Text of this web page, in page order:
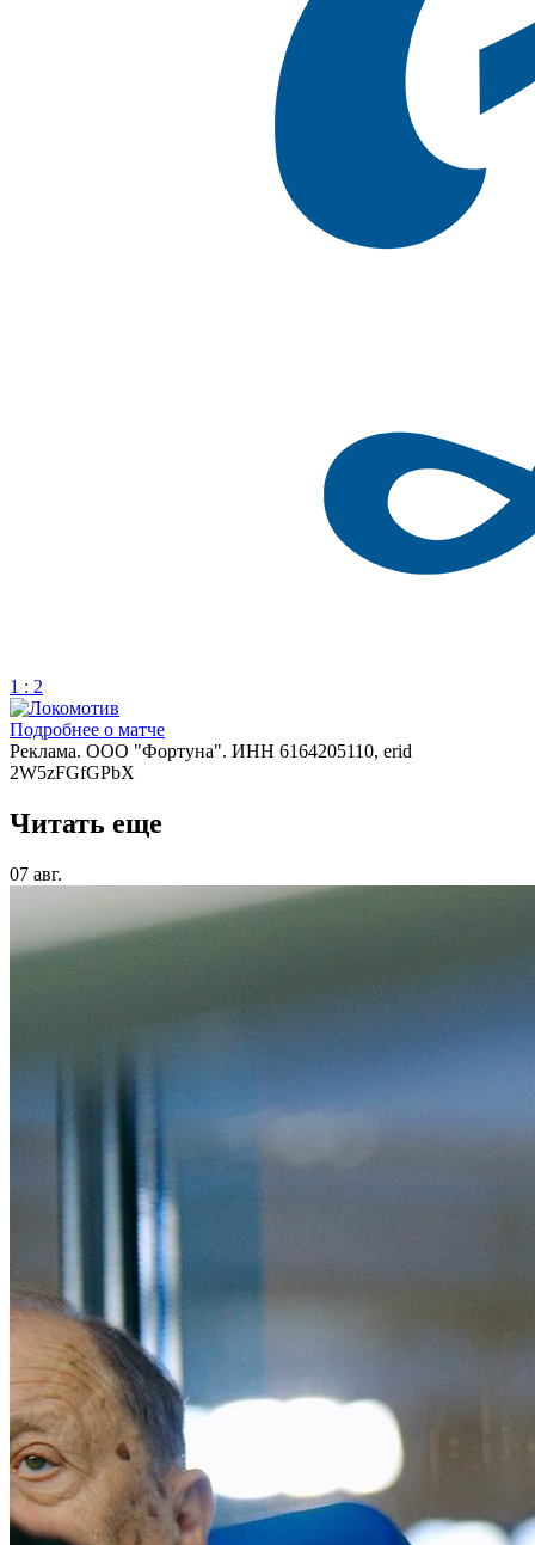
1 : 2
Подробнее о матче
Реклама. ООО "Фортуна". ИНН 6164205110, erid
2W5zFGfGPbX
Читать еще
07 авг.